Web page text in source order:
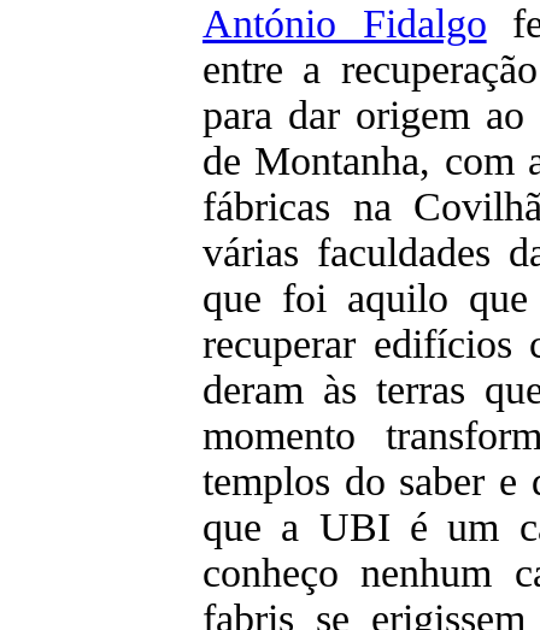
António Fidalgo
entre a
para dar origem
de Montanha, com
fábricas na
várias faculdades
que foi aquilo
recuperar edifícios
deram às terras
momento
templos do saber e
que a UBI é um
conheço nenhum
fabris se